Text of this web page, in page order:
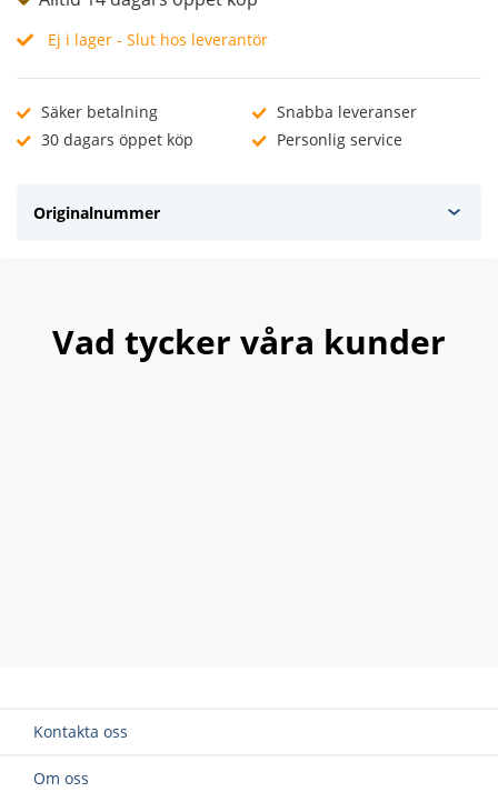
Ej i lager - Slut hos leverantör
Säker betalning
Snabba leveranser
30 dagars öppet köp
Personlig service
Originalnummer
Vad tycker våra kunder
Kontakta oss
Om oss